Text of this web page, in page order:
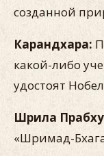
созданной
Карандхара:
какой-либо
удостоят
Шрила
«Шримад-